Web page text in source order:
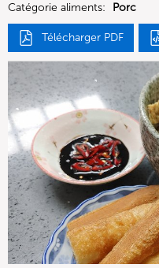
Catégorie aliments: Porc
Télécharger PDF